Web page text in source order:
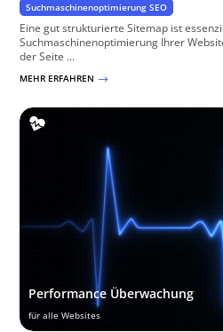
Suchmaschinenoptimierung SEO
Eine gut strukturierte Sitemap ist
Suchmaschinenoptimierung Ihrer
der Seite ...
MEHR ERFAHREN $
Performance Überwachung
für alle Websites